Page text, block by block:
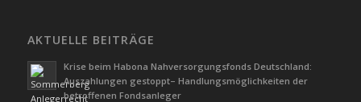
AKTUELLE BEITRÄGE
Krise beim Habona Nahversorgungsfonds Deutschland:
Auszahlungen gestoppt– Handlungsmöglichkeiten der
betroffenen Fondsanleger